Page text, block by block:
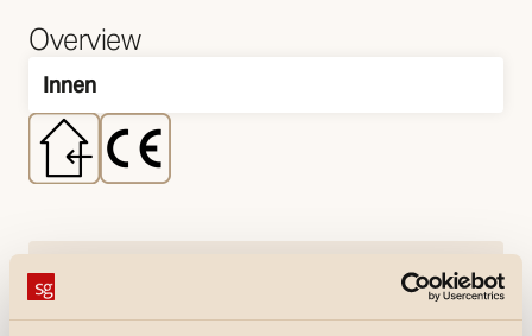
Overview
Montage
Innen